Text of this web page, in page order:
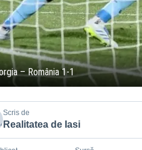
– România 1-1
Scris de
Realitatea de Iasi